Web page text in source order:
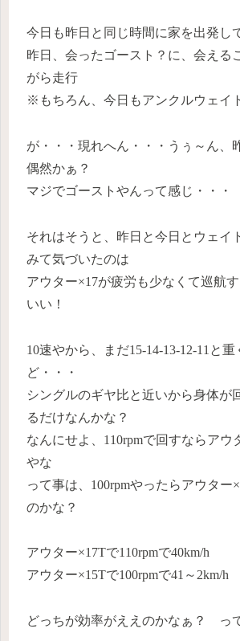
今日も昨日と同じ時間に家を出発し
昨日、会ったゴースト？に、会える
がら走行
※もちろん、今日もアンクルウェイ
が・・・現れへん・・・うぅ～ん、
偶然かぁ？
マジでゴーストやんって感じ・・・
それはそうと、昨日と今日とウェイ
みて気づいたのは
アウター×17が疲労も少なくて巡航
いい！
10速やから、まだ15-14-13-12-11と
ど・・・
シングルのギヤ比と近いから身体が
るだけなんかな？
なんにせよ、110rpmで回すならアウ
やな
って事は、100rpmやったらアウター
のかな？
アウター×17Tで110rpmで40km/h
アウター×15Tで100rpmで41～2km/h
どっちが効率がええのかなぁ？ っ